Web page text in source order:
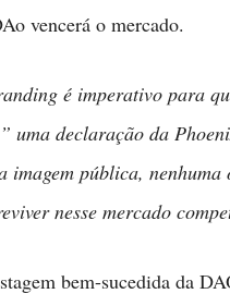
vencerá o mercado.
é imperativo para
uma declaração da
imagem pública,
nesse mercado
bem-sucedida da